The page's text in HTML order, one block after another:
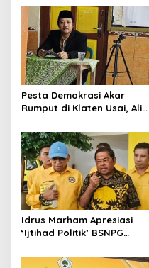
Pesta Demokrasi Akar
Rumput di Klaten Usai, Alim
Kursi Ketua RW 04 Kemiri
Idrus Marham Apresiasi
‘Ijtihad Politik’ BSNPG
Agar Rakyat Jadi Aktor